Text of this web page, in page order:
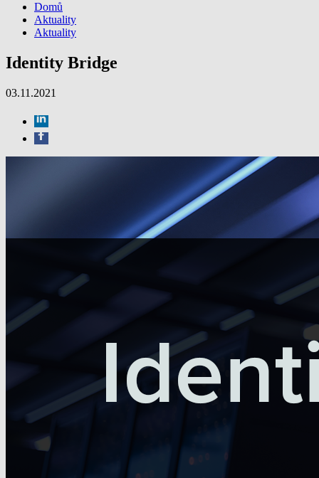
Domů
Aktuality
Aktuality
Identity Bridge
03.11.2021